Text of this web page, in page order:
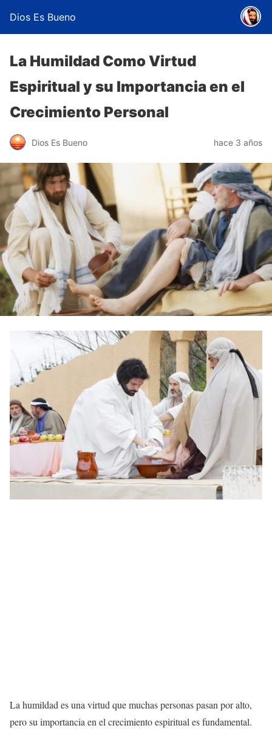
Dios Es Bueno
La Humildad Como Virtud
Espiritual y su Importancia en el
Crecimiento Personal
Dios Es Bueno hace 3 años
La humildad es una virtud que muchas personas pasan por alto,
pero su importancia en el crecimiento espiritual es fundamental.